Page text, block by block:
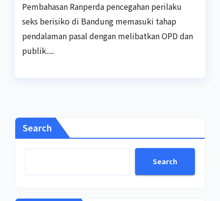
Pembahasan Ranperda pencegahan perilaku
seks berisiko di Bandung memasuki tahap
pendalaman pasal dengan melibatkan OPD dan
publik....
Search
Search